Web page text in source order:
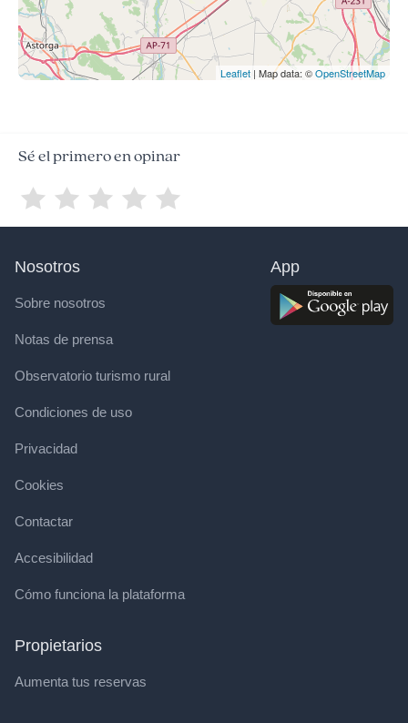
Leaflet | Map data: ©OpenStreetMap
Sé el primero en opinar
Nosotros
Sobre nosotros
Notas de prensa
Observatorio turismo rural
Condiciones de uso
Privacidad
Cookies
Contactar
Accesibilidad
Cómo funciona la plataforma
Propietarios
Aumenta tus reservas
App